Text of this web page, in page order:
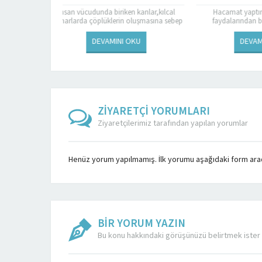
Hacamat yaptırmanın en önemli
faydalarından birisi de eskimiş işe
yaramayan ya da vücut için zararlı olan
hücrelerin dışarı atılarak yerine...
DEVAMINI OKU
Son yıllarda
ilgi giderek
arasında
ZİYARETÇİ YORUMLARI
Ziyaretçilerimiz tarafından yapılan yorumlar
Henüz yorum yapılmamış. İlk yorumu aşağıdaki form
BİR YORUM YAZIN
Bu konu hakkındaki görüşünüzü belirtmek ister